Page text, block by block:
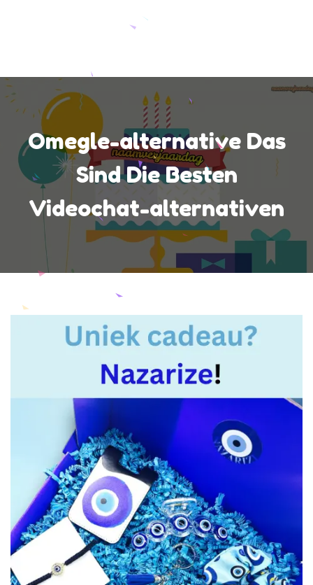
Omegle-alternative Das
Sind Die Besten
Videochat-alternativen